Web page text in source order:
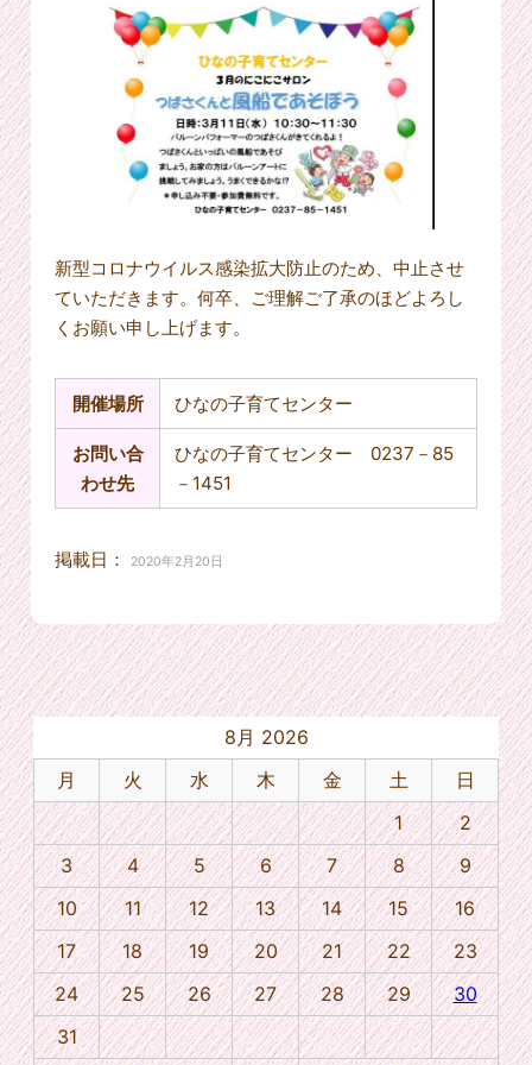
新型コロナウイルス感染拡大防止のため、中止させ
ていただきます。何卒、ご理解ご了承のほどよろし
くお願い申し上げます。
開催場所 ひなの子育てセンター
お問い合
わせ先
ひなの子育てセンター 0237－85
－1451
掲載日： 2020年2月20日
8月 2026
月
火 水 木 金 土
日
1
2
3
4 5 6 7 8
9
10
11 12 13 14 15
16
17
18 19 20 21 22
23
24
25 26 27 28 29
30
31